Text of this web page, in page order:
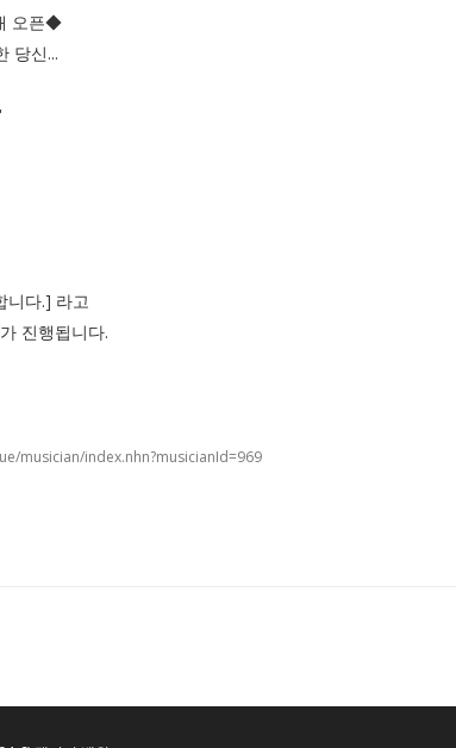
오픈◆
당신...
니다.] 라고
진행됩니다.
musician/index.nhn?musicianId=969